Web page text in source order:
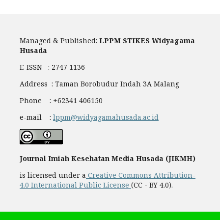
Managed & Published: LPPM STIKES Widyagama
Husada
E-ISSN : 2747 1136
Address : Taman Borobudur Indah 3A Malang
Phone : +62341 406150
e-mail : lppm@widyagamahusada.ac.id
Journal Imiah Kesehatan Media Husada (JIKMH)
is licensed under a Creative Commons Attribution-
4.0 International Public License (CC - BY 4.0).